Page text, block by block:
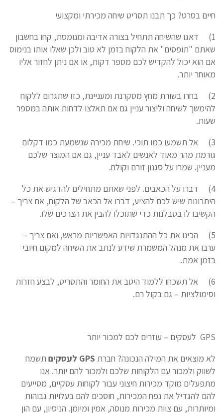
חיים בסרט? כך תבנו תסריט שיחה מכירתי ומקצועי
1)
דאגו שהשיחה תתחיל בצורה אדיבה ומנומסת, קחו בחשבון
שאתם "תופסים" את הלקוח בזמן לא טוב ולכן שאלו אותו בנימוס
אם הוא יכול להקדיש לכם מספר דקות, או אם ניתן לחזור אליו
מאוחר יותר.
2)
בחרו בשורת מחץ מסקרנת ומעניינת, כזו שתגרום ללקוח
להימשך לשיחה וליצור עניין גם אם תאלצו לדחות אותה במספר
שעות.
3)
אל תשמעו כמו תוכי. שיחת מכירה שנשמעת כמו דקלום
גורמת מהר מאוד לאנשים לאבד עניין, גם אם המוצר שלכם
מעניין. שמרו על סגנון זורם וקולח.
4)
דברו על הכאבים. לפני שאתם מתחילים להדגיש את כל
היתרונות שיש לכם להציע, דברו אל הכאב של הלקוח, אם צריך –
הקשיבו לו בסבלנות כדי שתוכלו להבין את הצרכים שלו.
5)
הכינו את כל ההתנגדויות האפשריות מראש, ואם צריך –
ערבו את מנהל המשמרת שידע לנתב את השיחה למקום חיובי
בזמן אמת.
6)
אל תשכחו ללמוד היטב את החומר והתסריט, לבצע חזרות
וסימולציות – גם בקול רם.
GPS לעסקים – עוזרים לכם למכור יותר
לא מוצאים את המילה הנכונה? חברת GPS לעסקים תשמח
לשווק ולמכור עם הלקוחות שלכם ולמכור להם יותר. אנו
מתפעלים מוקד מכירות חיצוני עבור לקוחות עסקיים, מסייעים
להם להגדיל את נפח המכירות, חוסכים להם בעלויות גבוהות
ומיותרות, עם צוות מכירות מנוסה, אמין ומיומן. הניסיון, עם הון